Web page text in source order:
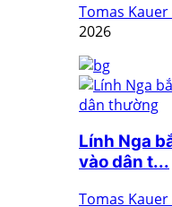
Tomas
2026
Lính Nga
vào dân t...
Tomas